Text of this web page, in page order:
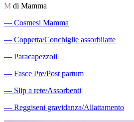
M di Mamma
― Cosmesi Mamma
― Coppetta/Conchiglie assorbilatte
― Paracapezzoli
― Fasce Pre/Post partum
― Slip a rete/Assorbenti
― Reggiseni gravidanza/Allattamento